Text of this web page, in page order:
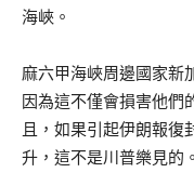
海峽。
麻六甲海峽周邊國家新
因為這不僅會損害他們
且，如果引起伊朗報復
升，這不是川普樂見的。